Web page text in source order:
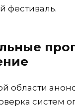
фестиваль.
области
систем